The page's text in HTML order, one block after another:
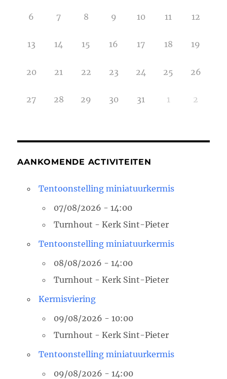
6 7 8 9 10 11 12
13 14 15 16 17 18 19
20 21 22 23 24 25 26
27 28 29 30 31 1 2
AANKOMENDE ACTIVITEITEN
Tentoonstelling miniatuurkermis
07/08/2026 - 14:00
Turnhout - Kerk Sint-Pieter
Tentoonstelling miniatuurkermis
08/08/2026 - 14:00
Turnhout - Kerk Sint-Pieter
Kermisviering
09/08/2026 - 10:00
Turnhout - Kerk Sint-Pieter
Tentoonstelling miniatuurkermis
09/08/2026 - 14:00